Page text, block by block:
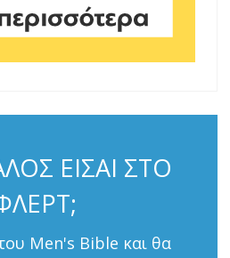
ΕΙΣΑΙ ΣΤΟ
Men's Bible και θα